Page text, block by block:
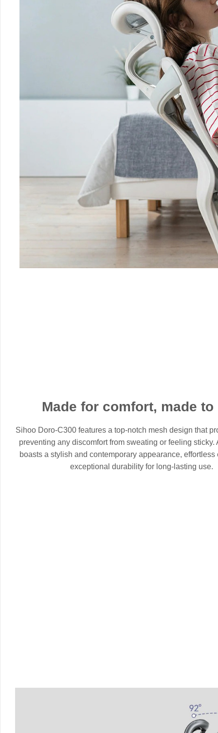
Made for comfort, made to
Sihoo Doro-C300 features a top-notch mesh design that
preventing any discomfort from sweating or feeling sticky.
boasts a stylish and contemporary appearance,
exceptional durability for long-lasting use.